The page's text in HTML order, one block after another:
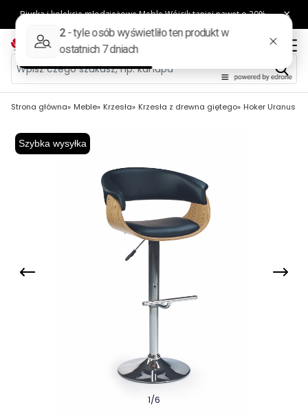
Strona główna Meble Krzesła Krzesła z drewna giętego Hoker Uranus
Szybka wysyłka
1/6